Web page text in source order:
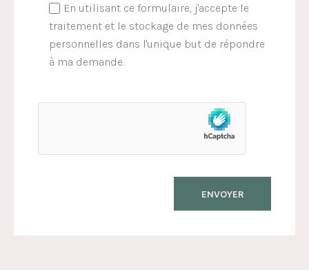
En utilisant ce formulaire, j'accepte le
traitement et le stockage de mes données
personnelles dans l'unique but de répondre
à ma demande.